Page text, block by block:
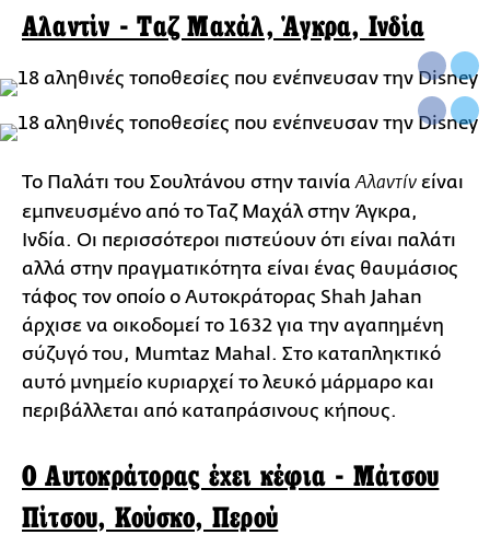
Αλαντίν - Ταζ Μαχάλ, Άγκρα, Ινδία
Το Παλάτι του Σουλτάνου στην ταινία Αλαντίν είναι
εμπνευσμένο από το Ταζ Μαχάλ στην Άγκρα,
Ινδία. Οι περισσότεροι πιστεύουν ότι είναι παλάτι
αλλά στην πραγματικότητα είναι ένας θαυμάσιος
τάφος τον οποίο ο Αυτοκράτορας Shah Jahan
άρχισε να οικοδομεί το 1632 για την αγαπημένη
σύζυγό του, Mumtaz Mahal. Στο καταπληκτικό
αυτό μνημείο κυριαρχεί το λευκό μάρμαρο και
περιβάλλεται από καταπράσινους κήπους.
Ο Αυτοκράτορας έχει κέφια - Μάτσου
Πίτσου, Κούσκο, Περού